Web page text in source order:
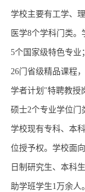
学校主要有工学、
医学8个学科门类。
5个国家级特色专业；
26门省级精品课程
学者计划"特聘教授
硕士2个专业学位门
学校现有专科、本
位授予权。学校面
日制研究生、本科
助学班学生1万余人。